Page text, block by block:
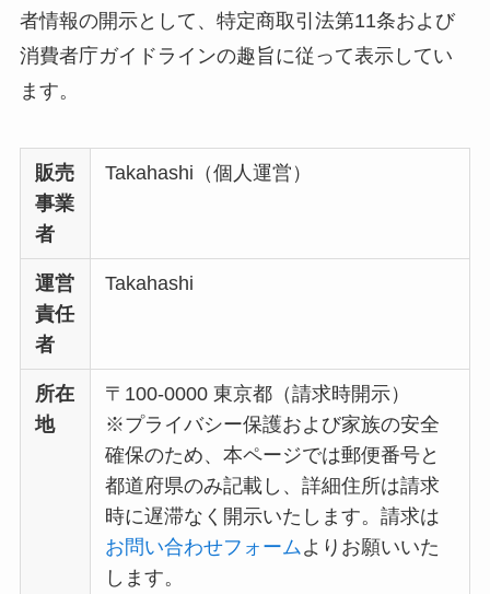
者情報の開示として、特定商取引法第11条および
消費者庁ガイドラインの趣旨に従って表示してい
ます。
販売
事業
者
Takahashi（個人運営）
運営
責任
者
Takahashi
所在
地
〒100-0000 東京都（請求時開示）
※プライバシー保護および家族の安全
確保のため、本ページでは郵便番号と
都道府県のみ記載し、詳細住所は請求
時に遅滞なく開示いたします。請求は
お問い合わせフォームよりお願いいた
します。